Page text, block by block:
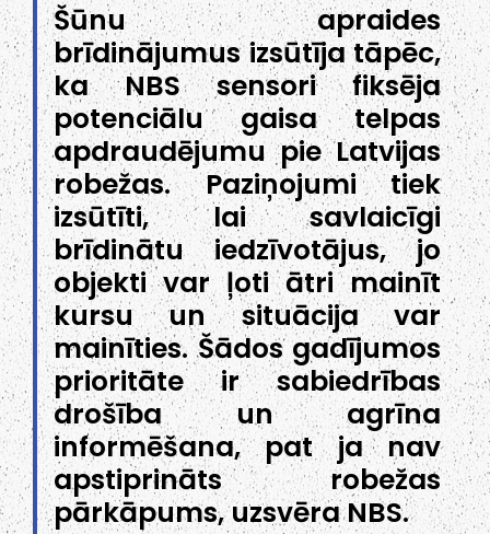
Šūnu apraides
brīdinājumus izsūtīja tāpēc,
ka NBS sensori fiksēja
potenciālu gaisa telpas
apdraudējumu pie Latvijas
robežas. Paziņojumi tiek
izsūtīti, lai savlaicīgi
brīdinātu iedzīvotājus, jo
objekti var ļoti ātri mainīt
kursu un situācija var
mainīties. Šādos gadījumos
prioritāte ir sabiedrības
drošība un agrīna
informēšana, pat ja nav
apstiprināts robežas
pārkāpums, uzsvēra NBS.